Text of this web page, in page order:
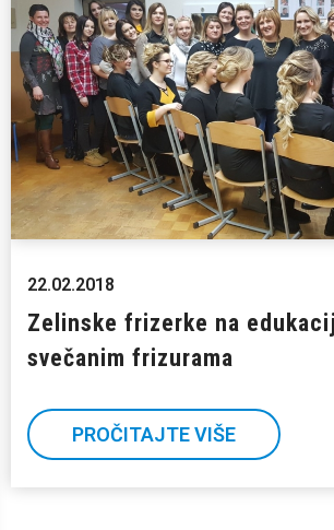
22.02.2018
Zelinske frizerke na
svečanim frizurama
PROČITAJTE VIŠE